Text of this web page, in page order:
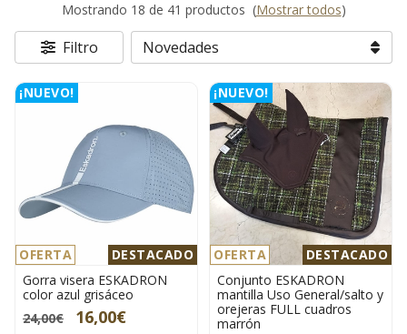
Mostrando 18 de 41 productos (Mostrar todos)
Filtro
OFERTA DESTACADO
¡NUEVO!
Gorra visera ESKADRON
color azul grisáceo
24,00€
16,00€
OFERTA DESTACADO
¡NUEVO!
Conjunto ESKADRON
mantilla Uso General/salto y
orejeras FULL cuadros
marrón